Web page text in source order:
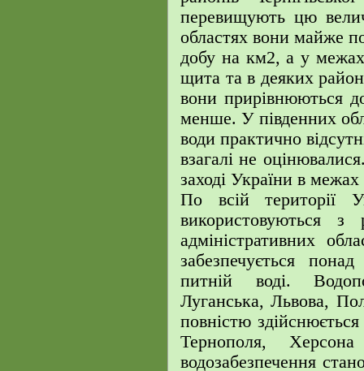
перевищують цю
областях вони майже
добу на км2, а у межах
щита та в деяких
вони прирівнюються
менше. У південних
води практично
взагалі не
заході України в
По всій території
використовуються
адміністративних
забезпечується
питній воді.
Луганська, Львова,
повністю
Тернополя,
водозабезпечення